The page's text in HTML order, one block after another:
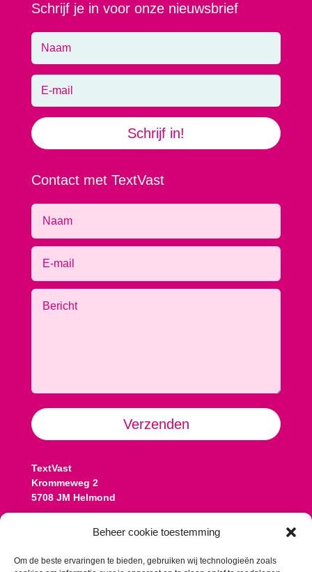
Beheer cookie toestemming
Om de beste ervaringen te bieden, gebruiken wij technologieën zoals
Schrijf je in voor onze nieuwsbrief
Schrijf in!
Contact met TextVast
Verzenden
Alternative:
TextVast
Krommeweg 2
5708 JM Helmond
Koen: 06 13 77 08 25